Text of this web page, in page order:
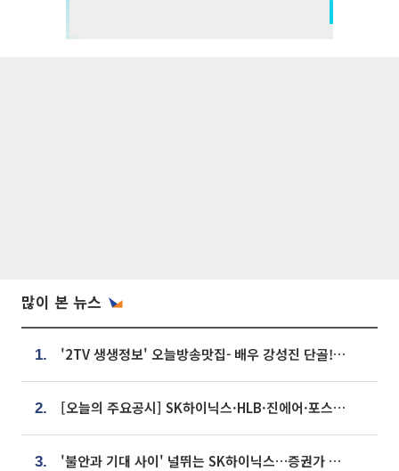
많이 본 뉴스
1. '2TV 생생정보' 오늘방송맛집- 배우 강성진 단골! 쌀국수ㆍ푸팟퐁 커리 맛집 '블○○○'
2. [오늘의 주요공시] SK하이닉스·HLB·진에어·포스코홀딩스·네이버·대우건설 등
3. '불안과 기대 사이' 널뛰는 SK하이닉스…증권가 "HBM4·LTA 기반 펀터멘털 견고"